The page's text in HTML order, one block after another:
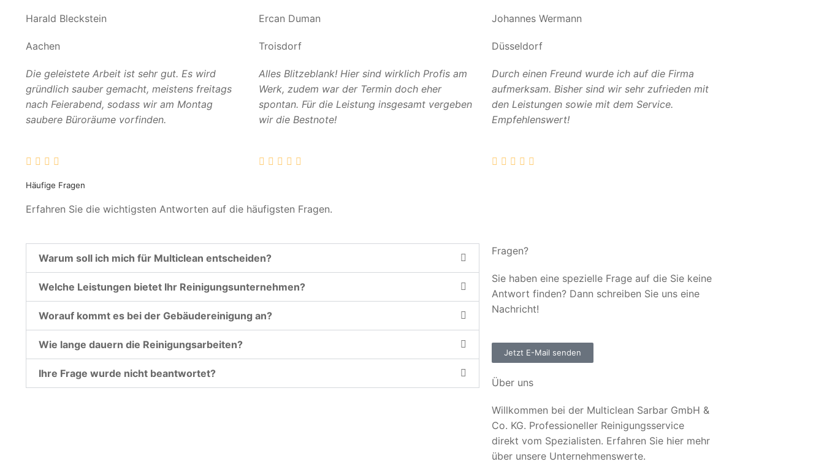
Harald Bleckstein
Aachen
Die geleistete Arbeit ist sehr gut. Es wird
gründlich sauber gemacht, meistens freitags
nach Feierabend, sodass wir am Montag
saubere Büroräume vorfinden.
Ercan Duman
Troisdorf
Alles Blitzeblank! Hier sind wirklich Profis am
Werk, zudem war der Termin doch eher
spontan. Für die Leistung insgesamt vergeben
wir die Bestnote!
Johannes Wermann
Düsseldorf
Durch einen Freund wurde ich auf die Firma
aufmerksam. Bisher sind wir sehr zufrieden mit
den Leistungen sowie mit dem Service.
Empfehlenswert!
Häufige Fragen
Erfahren Sie die wichtigsten Antworten auf die häufigsten Fragen.
Warum soll ich mich für Multiclean entscheiden?
Welche Leistungen bietet Ihr Reinigungsunternehmen?
Worauf kommt es bei der Gebäudereinigung an?
Wie lange dauern die Reinigungsarbeiten?
Ihre Frage wurde nicht beantwortet?
Fragen?
Sie haben eine spezielle Frage auf die Sie keine
Antwort finden? Dann schreiben Sie uns eine
Nachricht!
Jetzt E-Mail senden
Über uns
Willkommen bei der Multiclean Sarbar GmbH &
Co. KG. Professioneller Reinigungsservice
direkt vom Spezialisten. Erfahren Sie hier mehr
über unsere Unternehmenswerte.